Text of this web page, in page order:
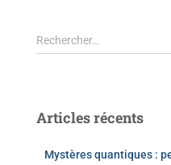
Rechercher…
Articles récents
Mystères quantiques :